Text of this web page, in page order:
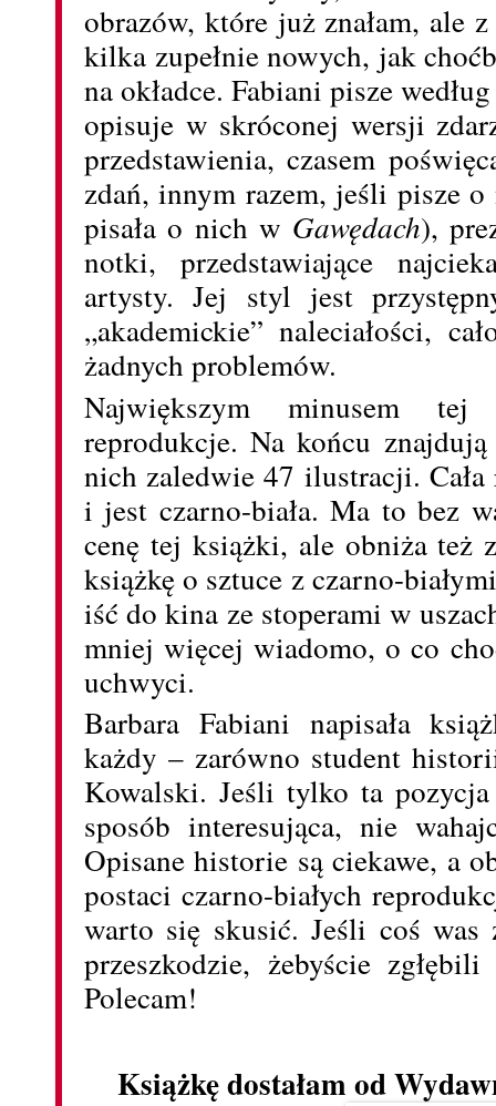
obrazów, które już znałam, ale
kilka zupełnie nowych, jak
na okładce. Fabiani pisze
opisuje w skróconej wersji
przedstawienia, czasem
zdań, innym razem, jeśli pisze
pisała o nich w Gawędach),
notki, przedstawiające
artysty. Jej styl jest
„akademickie” naleciałości,
żadnych problemów.
Największym minusem tej
reprodukcje. Na końcu
nich zaledwie 47 ilustracji.
i jest czarno-biała. Ma to bez
cenę tej książki, ale obniża też
książkę o sztuce z czarno-
iść do kina ze stoperami w
mniej więcej wiadomo, o co
uchwyci.
Barbara Fabiani napisała
każdy – zarówno student
Kowalski. Jeśli tylko ta
sposób interesująca, nie
Opisane historie są ciekawe, a
postaci czarno-białych
warto się skusić. Jeśli coś
przeszkodzie, żebyście
Polecam!
Książkę dostałam od